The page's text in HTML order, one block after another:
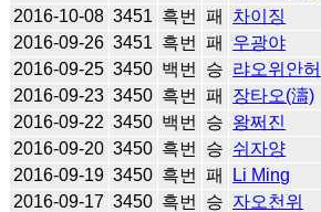
2016-10-08 3451 흑번 패 차이징
2016-09-26 3451 흑번 패 우광야
2016-09-25 3450 백번 승 랴오위안허
2016-09-23 3450 흑번 패 장타오(濤)
2016-09-22 3450 백번 승 왕쩌진
2016-09-20 3450 흑번 승 쉬자양
2016-09-19 3450 흑번 패 Li Ming
2016-09-17 3450 흑번 승 자오천위